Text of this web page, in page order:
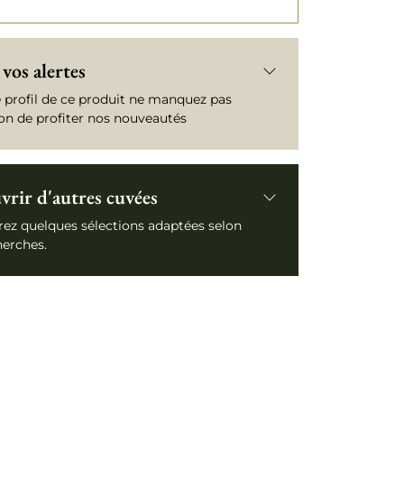
alertes
profil de ce produit ne manquez pas
de profiter nos nouveautés
d'autres cuvées
quelques sélections adaptées selon